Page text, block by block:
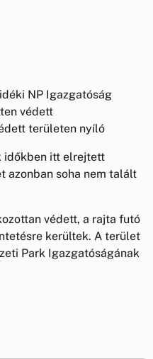
NP Igazgatóság
védett
területen nyíló
időkben itt elrejtett
azonban soha nem talált
védett, a rajta futó
kerültek. A terület
Park Igazgatóságának